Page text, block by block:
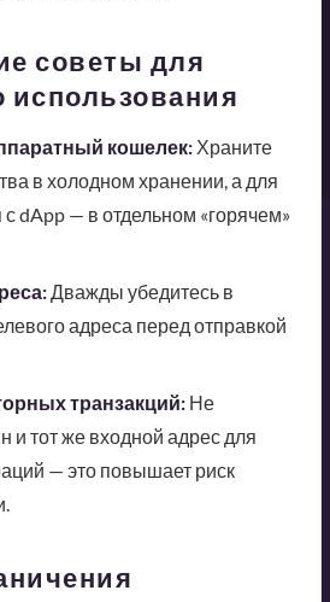
советы для
использования
кошелек:Храните
в холодном хранении, а для
dApp — в отдельном «горячем»
Дважды убедитесь в
адреса перед отправкой
транзакций:Не
и тот же входной адрес для
— это повышает риск